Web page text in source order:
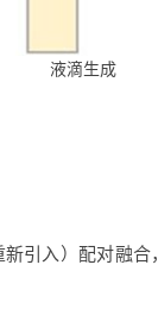
液滴生成
引入）配对融